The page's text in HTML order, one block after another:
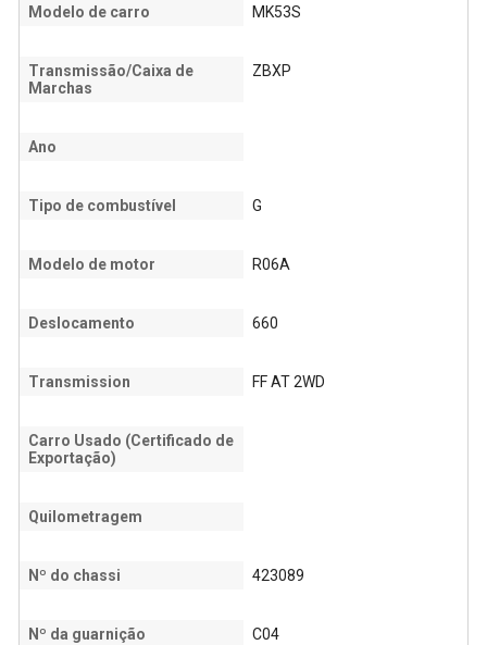
Modelo de carro MK53S
Transmissão/Caixa de
Marchas
ZBXP
Ano
Tipo de combustível G
Modelo de motor R06A
Deslocamento 660
Transmission FF AT 2WD
Carro Usado (Certificado de
Exportação)
Quilometragem
Nº do chassi 423089
Nº da guarnição C04